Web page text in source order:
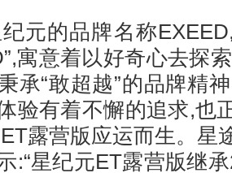
的品牌名称
寓意着以好奇心去探
承“敢超越”的品牌精
验有着不懈的追求,也
露营版应运而生。星
:“星纪元ET露营版继